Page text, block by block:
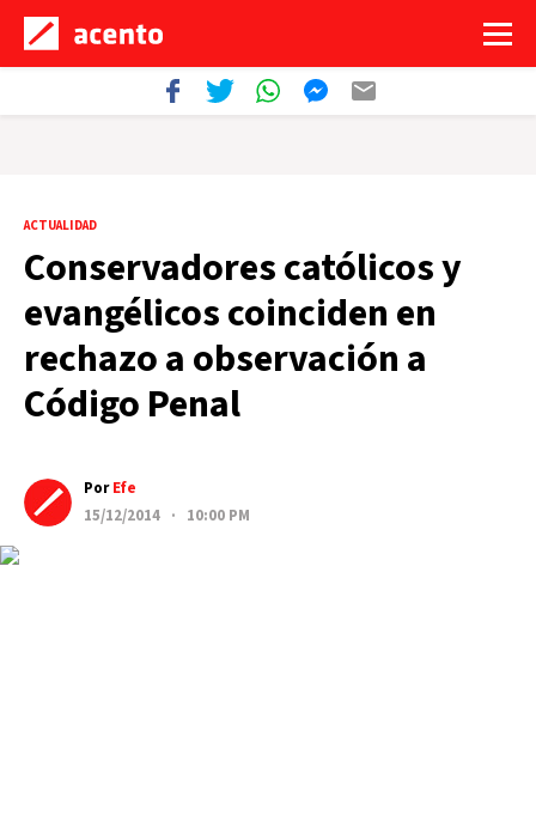
ACTUALIDAD
Conservadores católicos y
evangélicos coinciden en
rechazo a observación a
Código Penal
PorEfe
15/12/2014 · 10:00 PM